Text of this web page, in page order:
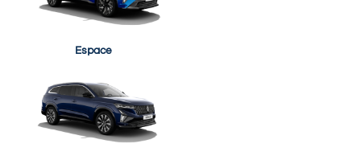
Espace